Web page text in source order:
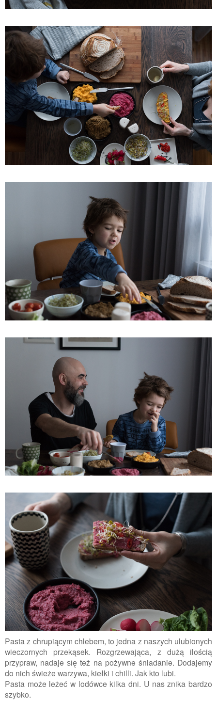
Pasta z chrupiącym chlebem, to jedna z naszych ulubionych
wieczornych przekąsek. Rozgrzewająca, z dużą ilością
przypraw, nadajesięteż na pożywne śniadanie. Dodajemy
do nich świeże warzywa, kiełki i chilli. Jak kto lubi.
Pasta może leżeć w lodówce kilka dni. U nas znika bardzo
szybko.